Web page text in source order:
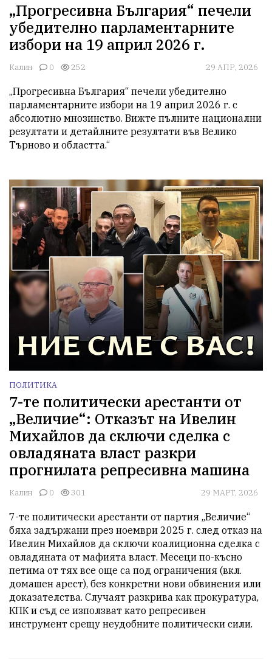
„Прогресивна България“ печели
убедително парламентарните
избори на 19 април 2026 г.
Калин 0 252 29 АПР, 2026
„Прогресивна България“ печели убедително
парламентарните избори на 19 април 2026 г. с
абсолютно мнозинство. Вижте пълните национални
резултати и детайлните резултати във Велико
Търново и областта.“
ПОЛИТИКА
7-те политически арестанти от
„Величие“: Отказът на Ивелин
Михайлов да сключи сделка с
овладяната власт разкри
прогнилата репресивна машина
Калин 0 301 29 МАРТ, 2026
7-те политически арестанти от партия „Величие“
бяха задържани през ноември 2025 г. след отказ на
Ивелин Михайлов да сключи коалиционна сделка с
овладяната от мафията власт. Месеци по-късно
петима от тях все още са под ограничения (вкл.
домашен арест), без конкретни нови обвинения или
доказателства. Случаят разкрива как прокуратура,
КПК и съд се използват като репресивен
инструмент срещу неудобните политически сили.